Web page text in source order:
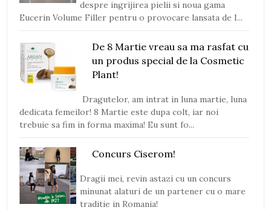
despre ingrijirea pielii si noua gama
Eucerin Volume Filler pentru o provocare lansata de I...
De 8 Martie vreau sa ma rasfat cu
un produs special de la Cosmetic
Plant!
Dragutelor, am intrat in luna martie, luna
dedicata femeilor! 8 Martie este dupa colt, iar noi
trebuie sa fim in forma maxima! Eu sunt fo...
Concurs Ciserom!
Dragii mei, revin astazi cu un concurs
minunat alaturi de un partener cu o mare
traditie in Romania!